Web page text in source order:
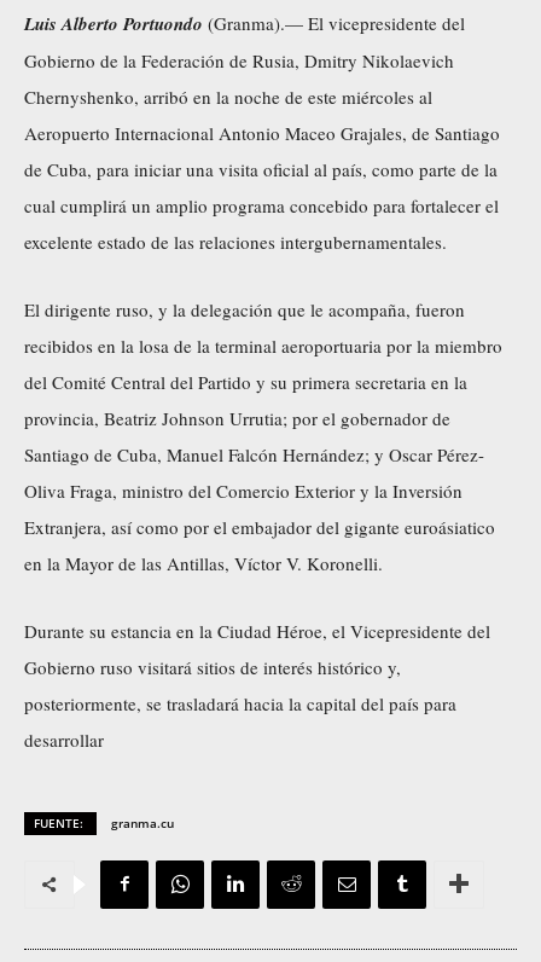
Luis Alberto Portuondo (Granma).— El vicepresidente del
Gobierno de la Federación de Rusia, Dmitry Nikolaevich
Chernyshenko, arribó en la noche de este miércoles al
Aeropuerto Internacional Antonio Maceo Grajales, de Santiago
de Cuba, para iniciar una visita oficial al país, como parte de la
cual cumplirá un amplio programa concebido para fortalecer el
excelente estado de las relaciones intergubernamentales.
El dirigente ruso, y la delegación que le acompaña, fueron
recibidos en la losa de la terminal aeroportuaria por la miembro
del Comité Central del Partido y su primera secretaria en la
provincia, Beatriz Johnson Urrutia; por el gobernador de
Santiago de Cuba, Manuel Falcón Hernández; y Oscar Pérez-
Oliva Fraga, ministro del Comercio Exterior y la Inversión
Extranjera, así como por el embajador del gigante euroásiatico
en la Mayor de las Antillas, Víctor V. Koronelli.
Durante su estancia en la Ciudad Héroe, el Vicepresidente del
Gobierno ruso visitará sitios de interés histórico y,
posteriormente, se trasladará hacia la capital del país para
desarrollar
FUENTE: granma.cu